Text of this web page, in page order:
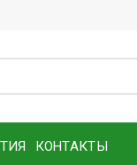
КОНТАКТЫ